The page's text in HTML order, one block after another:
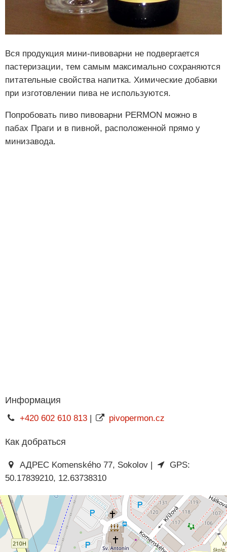
Вся продукция мини-пивоварни не подвергается
пастеризации, тем самым максимально сохраняются
питательные свойства напитка. Химические добавки
при изготовлении пива не используются.
Попробовать пиво пивоварни PERMON можно в
пабах Праги и в пивной, расположенной прямо у
минизавода.
Информация
+420 602 610 813| pivopermon.cz
Как добраться
АДРЕС Komenského 77, Sokolov |
GPS:
50.17839210, 12.63738310